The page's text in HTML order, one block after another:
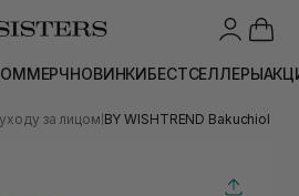
МЕРЧНОВИНКИБЕСТСЕЛЛЕРЫ
за лицом BY WISHTREND Bakuchiol Set